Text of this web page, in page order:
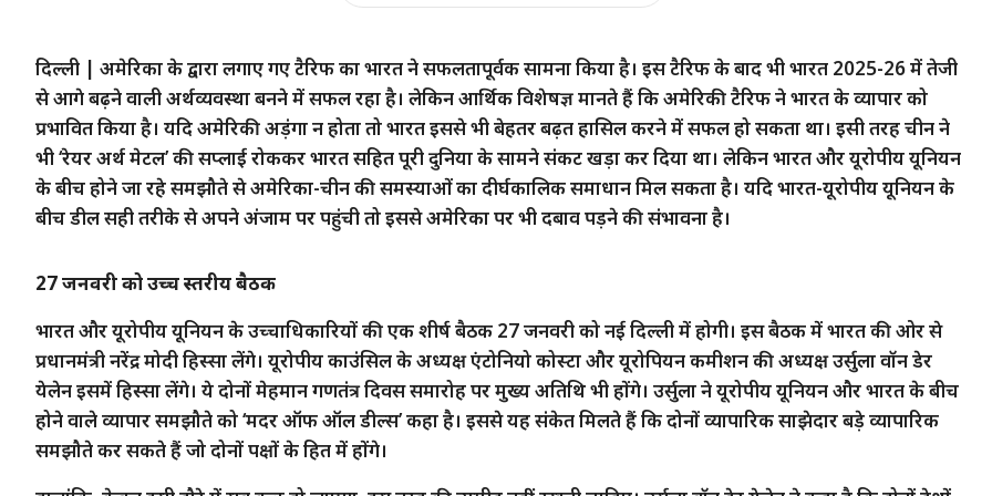
दिल्ली | अमेरिका के द्वारा लगाए गए टैरिफ का भारत ने सफलतापूर्वक सामना किया है। इस टैरिफ के बाद भी भारत 2025-26 में तेजी
से आगे बढ़ने वाली अर्थव्यवस्था बनने में सफल रहा है। लेकिन आर्थिक विशेषज्ञ मानते हैं कि अमेरिकी टैरिफ ने भारत के व्यापार को
प्रभावित किया है। यदि अमेरिकी अड़ंगा न होता तो भारत इससे भी बेहतर बढ़त हासिल करने में सफल हो सकता था। इसी तरह चीन ने
भी ‘रेयर अर्थ मेटल’ की सप्लाई रोककर भारत सहित पूरी दुनिया के सामने संकट खड़ा कर दिया था। लेकिन भारत और यूरोपीय यूनियन
के बीच होने जा रहे समझौते से अमेरिका-चीन की समस्याओं का दीर्घकालिक समाधान मिल सकता है। यदि भारत-यूरोपीय यूनियन के
बीच डील सही तरीके से अपने अंजाम पर पहुंची तो इससे अमेरिका पर भी दबाव पड़ने की संभावना है।
27 जनवरी को उच्च स्तरीय बैठक
भारत और यूरोपीय यूनियन के उच्चाधिकारियों की एक शीर्ष बैठक 27 जनवरी को नई दिल्ली में होगी। इस बैठक में भारत की ओर से
प्रधानमंत्री नरेंद्र मोदी हिस्सा लेंगे। यूरोपीय काउंसिल के अध्यक्ष एंटोनियो कोस्टा और यूरोपियन कमीशन की अध्यक्ष उर्सुला वॉन डेर
येलेन इसमें हिस्सा लेंगे। ये दोनों मेहमान गणतंत्र दिवस समारोह पर मुख्य अतिथि भी होंगे। उर्सुला ने यूरोपीय यूनियन और भारत के बीच
होने वाले व्यापार समझौते को ‘मदर ऑफ ऑल डील्स’ कहा है। इससे यह संकेत मिलते हैं कि दोनों व्यापारिक साझेदार बड़े व्यापारिक
समझौते कर सकते हैं जो दोनों पक्षों के हित में होंगे।